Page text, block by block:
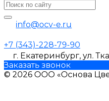
info@ocv-e.ru
+7 (343)-228-79-90
г. Екатеринбург, ул.
Заказать звонок
© 2026 ООО «Основа